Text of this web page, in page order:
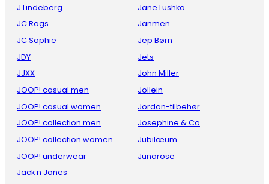
J.Lindeberg
JC Rags
JC Sophie
JDY
JJXX
JOOP! casual men
JOOP! casual women
JOOP! collection men
JOOP! collection women
JOOP! underwear
Jack n Jones
Jane Lushka
Janmen
Jep Børn
Jets
John Miller
Jollein
Jordan-tilbehør
Josephine & Co
Jubilæum
Junarose